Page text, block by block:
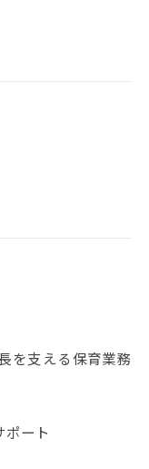
を支える保育業務
ポート